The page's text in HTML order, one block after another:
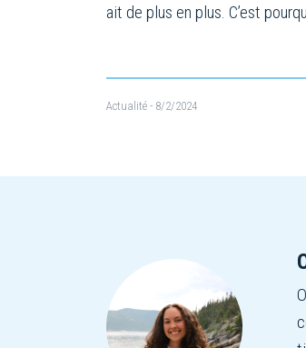
ait de plus en plus. C’est
Actualité - 8/2/2024